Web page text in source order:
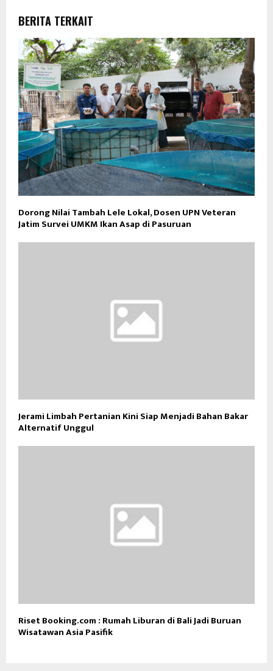
BERITA TERKAIT
Dorong Nilai Tambah Lele Lokal, Dosen UPN Veteran
Jatim Survei UMKM Ikan Asap di Pasuruan
Jerami Limbah Pertanian Kini Siap Menjadi Bahan Bakar
Alternatif Unggul
Riset Booking.com : Rumah Liburan di Bali Jadi Buruan
Wisatawan Asia Pasifik